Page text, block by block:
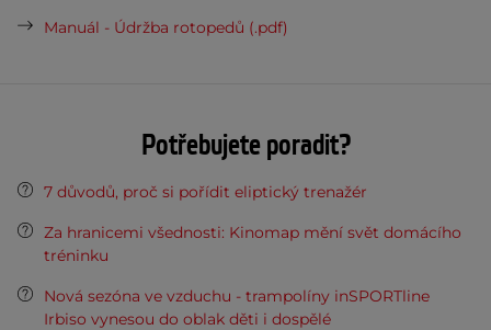
Manuál - Údržba rotopedů (.pdf)
Potřebujete poradit?
7 důvodů, proč si pořídit eliptický trenažér
Za hranicemi všednosti: Kinomap mění svět domácího
tréninku
Nová sezóna ve vzduchu - trampolíny inSPORTline
Irbiso vynesou do oblak děti i dospělé